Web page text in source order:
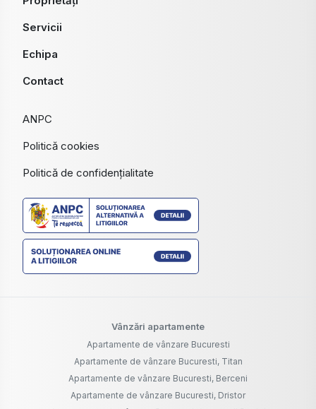
Servicii
Echipa
Contact
ANPC
Politică cookies
Politică de confidențialitate
Vânzări apartamente
Apartamente de vânzare Bucuresti
Apartamente de vânzare Bucuresti, Titan
Apartamente de vânzare Bucuresti, Berceni
Apartamente de vânzare Bucuresti, Dristor